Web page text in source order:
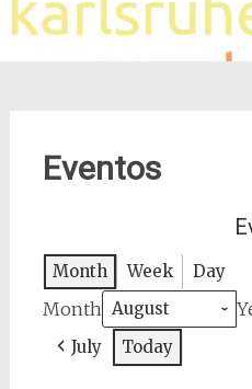
Eventos
Month Week Day
Month
July Today